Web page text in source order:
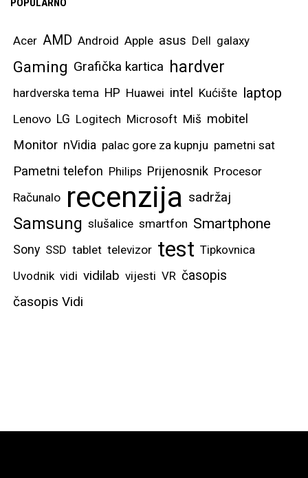
POPULARNO
Acer AMD Android Apple asus Dell galaxy
Gaming Grafička kartica hardver
hardverska tema HP Huawei intel Kućište laptop
Lenovo LG Logitech Microsoft Miš mobitel
Monitor nVidia palac gore za kupnju pametni sat
Pametni telefon Philips Prijenosnik Procesor
Računalo recenzija sadržaj
Samsung slušalice smartfon Smartphone
Sony SSD tablet televizor test Tipkovnica
Uvodnik vidi vidilab vijesti VR časopis
časopis Vidi